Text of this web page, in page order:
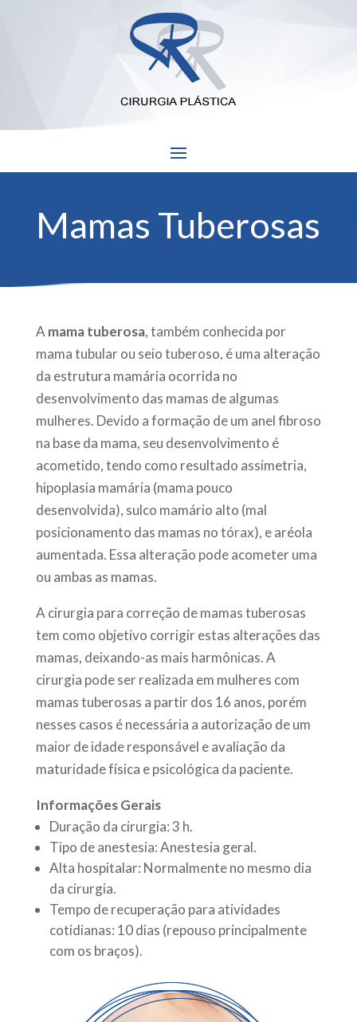
Mamas Tuberosas
A mama tuberosa, também conhecida por
mama tubular ou seio tuberoso, é uma alteração
da estrutura mamária ocorrida no
desenvolvimento das mamas de algumas
mulheres. Devido a formação de um anel fibroso
na base da mama, seu desenvolvimento é
acometido, tendo como resultado assimetria,
hipoplasia mamária (mama pouco
desenvolvida), sulco mamário alto (mal
posicionamento das mamas no tórax), e aréola
aumentada. Essa alteração pode acometer uma
ou ambas as mamas.
A cirurgia para correção de mamas tuberosas
tem como objetivo corrigir estas alterações das
mamas, deixando-as mais harmônicas. A
cirurgia pode ser realizada em mulheres com
mamas tuberosas a partir dos 16 anos, porém
nesses casos é necessária a autorização de um
maior de idade responsável e avaliação da
maturidade física e psicológica da paciente.
Informações Gerais
Duração da cirurgia: 3 h.
Tipo de anestesia: Anestesia geral.
Alta hospitalar: Normalmente no mesmo dia
da cirurgia.
Tempo de recuperação para atividades
cotidianas: 10 dias (repouso principalmente
com os braços).